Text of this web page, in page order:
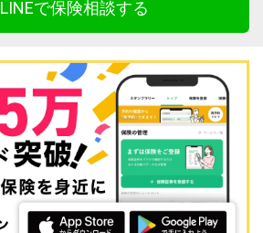
LINEで保険相談する